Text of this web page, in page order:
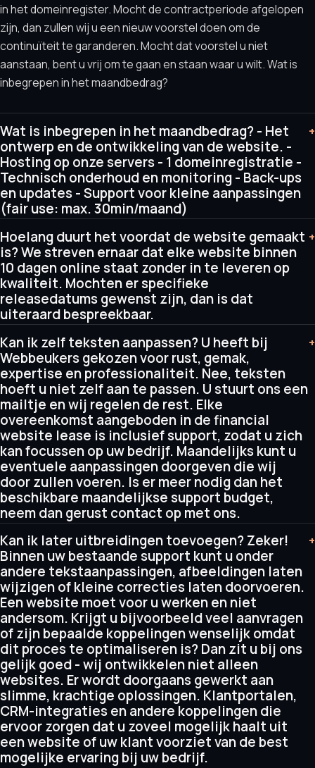
in het domeinregister. Mocht de contractperiode afgelopen
zijn, dan zullen wij u een nieuw voorstel doen om de
continuïteit te garanderen. Mocht dat voorstel u niet
aanstaan, bent u vrij om te gaan en staan waar u wilt. Wat is
inbegrepen in het maandbedrag?
Wat is inbegrepen in het maandbedrag? - Het
ontwerp en de ontwikkeling van de website. -
Hosting op onze servers - 1 domeinregistratie -
Technisch onderhoud en monitoring - Back-ups
en updates - Support voor kleine aanpassingen
(fair use: max. 30min/maand)
+
Hoelang duurt het voordat de website gemaakt
is? We streven ernaar dat elke website binnen
10 dagen online staat zonder in te leveren op
kwaliteit. Mochten er specifieke
releasedatums gewenst zijn, dan is dat
uiteraard bespreekbaar.
+
Kan ik zelf teksten aanpassen? U heeft bij
Webbeukers gekozen voor rust, gemak,
expertise en professionaliteit. Nee, teksten
hoeft u niet zelf aan te passen. U stuurt ons een
mailtje en wij regelen de rest. Elke
overeenkomst aangeboden in de financial
website lease is inclusief support, zodat u zich
kan focussen op uw bedrijf. Maandelijks kunt u
eventuele aanpassingen doorgeven die wij
door zullen voeren. Is er meer nodig dan het
beschikbare maandelijkse support budget,
neem dan gerust contact op met ons.
+
Kan ik later uitbreidingen toevoegen? Zeker!
Binnen uw bestaande support kunt u onder
andere tekstaanpassingen, afbeeldingen laten
wijzigen of kleine correcties laten doorvoeren.
Een website moet voor u werken en niet
andersom. Krijgt u bijvoorbeeld veel aanvragen
of zijn bepaalde koppelingen wenselijk omdat
dit proces te optimaliseren is? Dan zit u bij ons
gelijk goed - wij ontwikkelen niet alleen
websites. Er wordt doorgaans gewerkt aan
slimme, krachtige oplossingen. Klantportalen,
CRM-integraties en andere koppelingen die
ervoor zorgen dat u zoveel mogelijk haalt uit
een website of uw klant voorziet van de best
mogelijke ervaring bij uw bedrijf.
+